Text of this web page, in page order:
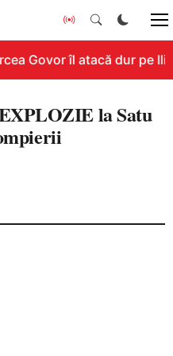
Govor îl atacă dur pe
la Satu